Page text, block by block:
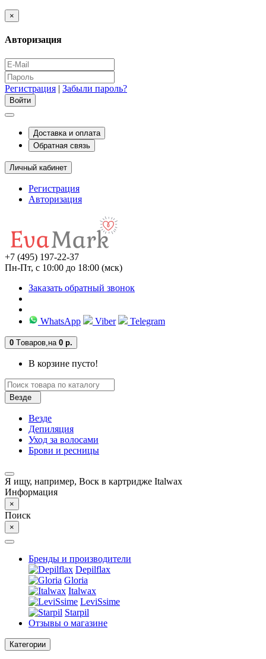
×
Авторизация
Регистрация | Забыли пароль?
Доставка и оплата
Обратная связь
Личный кабинет
Регистрация
Авторизация
+7 (495) 197-22-37
Пн-Пт, с 10:00 до 18:00 (мск)
Заказать обратный звонок
WhatsApp Viber Telegram
0 Tоваров, на 0 р.
В корзине пусто!
Везде
Везде
Депиляция
Уход за волосами
Брови и ресницы
Я ищу, например, Воск в картридже Italwax
Информация
×
Поиск
×
Бренды и производители
Depilflax
Gloria
Italwax
LeviSsime
Starpil
Отзывы о магазине
Категории